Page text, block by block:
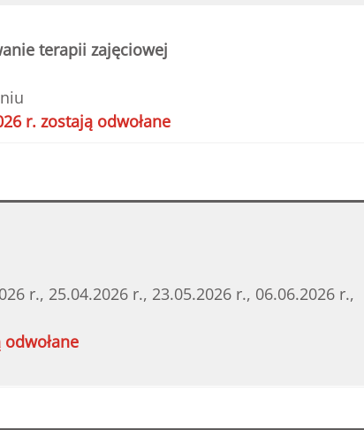
terapii zajęciowej
r. zostają odwołane
r., 25.04.2026 r., 23.05.2026 r., 06.06.2026 r.,